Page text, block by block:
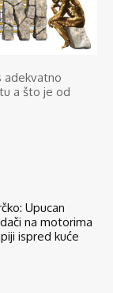
adekvatno
a što je od
Upucan
na motorima
ispred kuće